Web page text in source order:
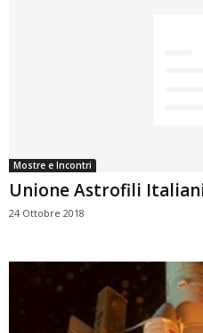
Mostre e Incontri
Unione Astrofili
24 Ottobre 2018